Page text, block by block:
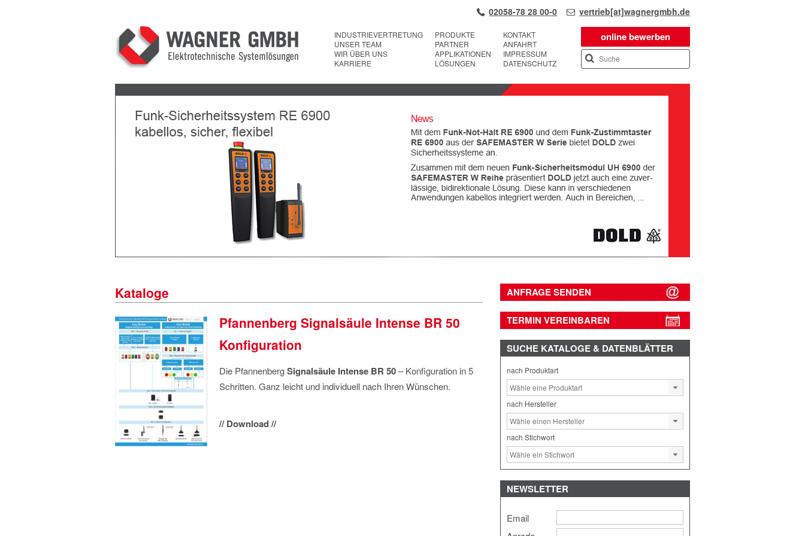
02058-78 28 00-0 vertrieb[at]wagnergmbh.de
online bewerben
INDUSTRIEVERTRETUNG
UNSER TEAM
WIR ÜBER UNS
KARRIERE
PRODUKTE
PARTNER
APPLIKATIONEN
LÖSUNGEN
KONTAKT
ANFAHRT
IMPRESSUM
DATENSCHUTZ
Next
Kataloge
Pfannenberg Signalsäule Intense BR 50
Konfiguration
Die PfannenbergSignalsäule Intense BR 50– Konfiguration in 5
Schritten. Ganz leicht und individuell nach Ihren Wünschen.
// Download //
ANFRAGE SENDEN
TERMIN VEREINBAREN
SUCHE KATALOGE & DATENBLÄTTER
nach Produktart
nach Hersteller
nach Stichwort
NEWSLETTER
Email